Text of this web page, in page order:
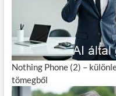
Nothing Phone (2) –
tömegből